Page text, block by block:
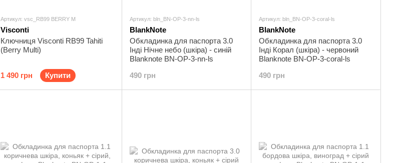
Артикул: vsc_RB99 BERRY M
Visconti
Ключниця Visconti RB99 Tahiti
(Berry Multi)
1 490 грн Купити
Артикул: bln_BN-OP-3-nn-ls
BlankNote
Обкладинка для паспорта 3.0
Інді Нічне небо (шкіра) - синій
Blanknote BN-OP-3-nn-ls
490 грн
Артикул: bln_BN-OP-3-coral-ls
BlankNote
Обкладинка для паспорта 3.0
Інді Корал (шкіра) - червоний
Blanknote BN-OP-3-coral-ls
490 грн